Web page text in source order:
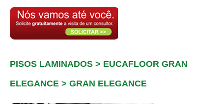
PISOS LAMINADOS > EUCAFLOOR GRAN
ELEGANCE > GRAN ELEGANCE